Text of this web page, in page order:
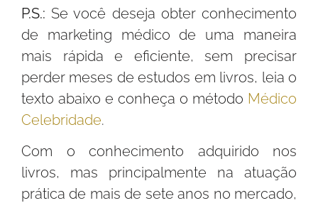
P.S.: Se você deseja obter conhecimento
de marketing médico de uma maneira
mais rápida e eficiente, sem precisar
perder meses de estudos em livros, leia o
texto abaixo e conheça o método Médico
Celebridade.
Com o conhecimento adquirido nos
livros, mas principalmente na atuação
prática de mais de sete anos no mercado,